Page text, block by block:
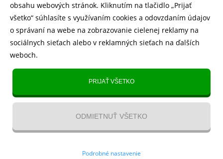
Heurekazobraziť recenzie
Instagram5.643 fanúšikov
TikTok4.833 fanúšikov
Recenzie /Blog / Magazín
obsahu webových stránok. Kliknutím na tlačidlo „Prijať
všetko“ súhlasíte s využívaním cookies a odovzdaním údajov
o správaní na webe na zobrazovanie cielenej reklamy na
sociálnych sieťach alebo v reklamných sieťach na ďalších
weboch.
PRIJAŤ VŠETKO
ODMIETNUŤ VŠETKO
Podrobné nastavenie